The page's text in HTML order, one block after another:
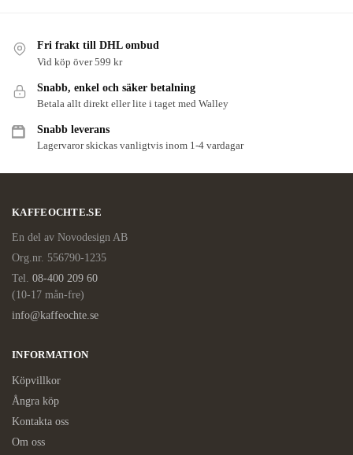
Fri frakt till DHL ombud
Vid köp över 599 kr
Snabb, enkel och säker betalning
Betala allt direkt eller lite i taget med Walley
Snabb leverans
Lagervaror skickas vanligtvis inom 1-4 vardagar
KAFFEOCHTE.SE
En del av Novodesign AB
Org.nr. 556790-1235
Tel. 08-400 209 60
(10-17 mån-fre)
info@kaffeochte.se
INFORMATION
Köpvillkor
Ångra köp
Kontakta oss
Om oss